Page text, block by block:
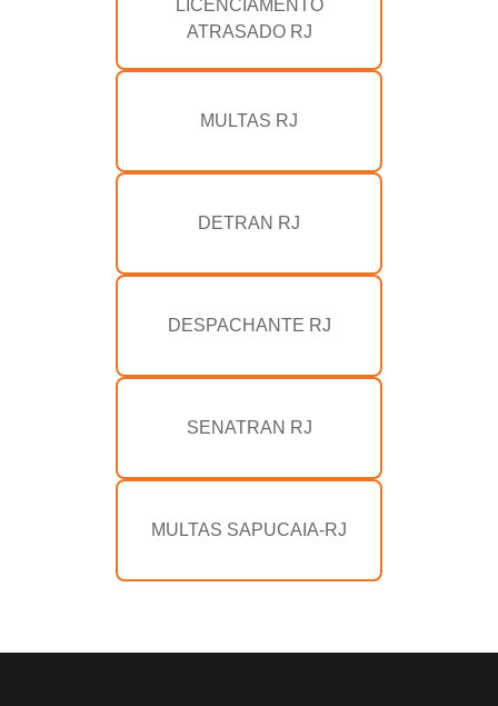
LICENCIAMENTO
ATRASADO RJ
MULTAS RJ
DETRAN RJ
DESPACHANTE RJ
SENATRAN RJ
MULTAS SAPUCAIA-RJ